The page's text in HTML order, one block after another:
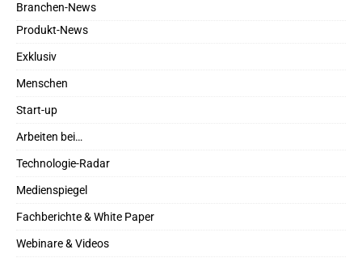
Branchen-News
Produkt-News
Exklusiv
Menschen
Start-up
Arbeiten bei…
Technologie-Radar
Medienspiegel
Fachberichte & White Paper
Webinare & Videos